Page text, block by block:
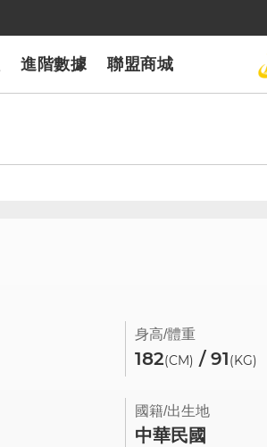
進階數據 聯盟商城
身高/體重
182(CM) / 91(KG)
國籍/出生地
中華民國